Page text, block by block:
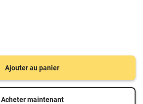
Ajouter au panier
Acheter maintenant